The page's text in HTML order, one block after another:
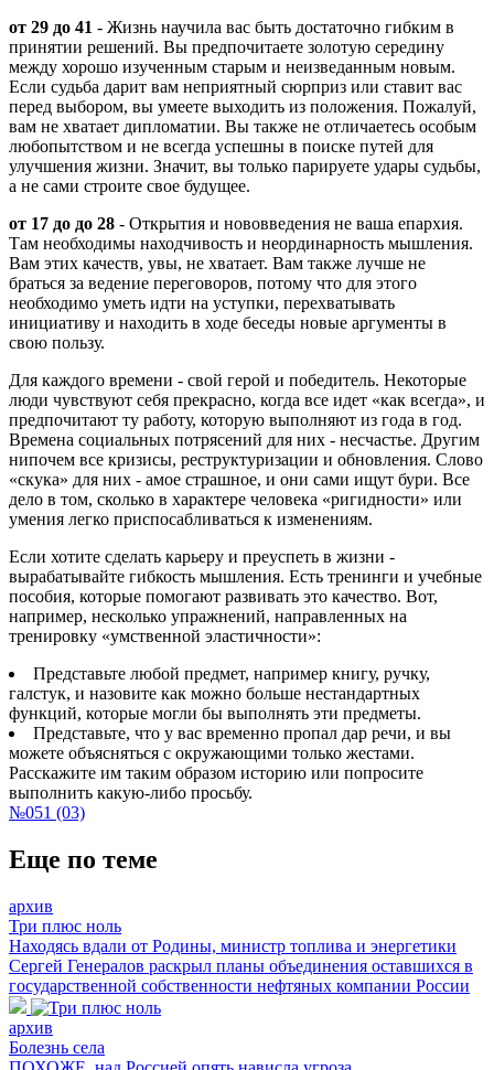
от 29 до 41 - Жизнь научила вас быть достаточно гибким в
принятии решений. Вы предпочитаете золотую середину
между хорошо изученным старым и неизведанным новым.
Если судьба дарит вам неприятный сюрприз или ставит вас
перед выбором, вы умеете выходить из положения. Пожалуй,
вам не хватает дипломатии. Вы также не отличаетесь особым
любопытством и не всегда успешны в поиске путей для
улучшения жизни. Значит, вы только парируете удары судьбы,
а не сами строите свое будущее.
от 17 до до 28 - Открытия и нововведения не ваша епархия.
Там необходимы находчивость и неординарность мышления.
Вам этих качеств, увы, не хватает. Вам также лучше не
браться за ведение переговоров, потому что для этого
необходимо уметь идти на уступки, перехватывать
инициативу и находить в ходе беседы новые аргументы в
свою пользу.
Для каждого времени - свой герой и победитель. Некоторые
люди чувствуют себя прекрасно, когда все идет «как всегда», и
предпочитают ту работу, которую выполняют из года в год.
Времена социальных потрясений для них - несчастье. Другим
нипочем все кризисы, реструктуризации и обновления. Слово
«скука» для них - амое страшное, и они сами ищут бури. Все
дело в том, сколько в характере человека «ригидности» или
умения легко приспосабливаться к изменениям.
Если хотите сделать карьеру и преуспеть в жизни -
вырабатывайте гибкость мышления. Есть тренинги и учебные
пособия, которые помогают развивать это качество. Вот,
например, несколько упражнений, направленных на
тренировку «умственной эластичности»:
Представьте любой предмет, например книгу, ручку,
галстук, и назовите как можно больше нестандартных
функций, которые могли бы выполнять эти предметы.
Представьте, что у вас временно пропал дар речи, и вы
можете объясняться с окружающими только жестами.
Расскажите им таким образом историю или попросите
выполнить какую-либо просьбу.
№051 (03)
Еще по теме
архив
Три плюс ноль
Находясь вдали от Родины, министр топлива и энергетики
Сергей Генералов раскрыл планы объединения оставшихся в
государственной собственности нефтяных компании России
архив
Болезнь села